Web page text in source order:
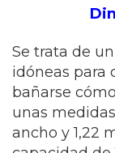
Se trata de
idóneas para
bañarse
unas
ancho y 1,22